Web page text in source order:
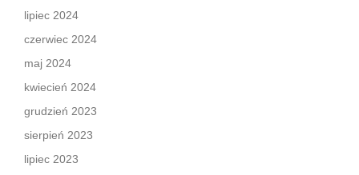
lipiec 2024
czerwiec 2024
maj 2024
kwiecień 2024
grudzień 2023
sierpień 2023
lipiec 2023